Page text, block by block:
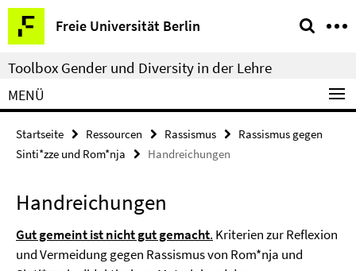
Springe
direkt
zu
Inhalt
Freie Universität Berlin
Service-
Navigation
Toolbox Gender und Diversity in der Lehre
MENÜ
Startseite Ressourcen Rassismus
Rassismus gegen
Sinti*zze und Rom*nja
Handreichungen
Handreichungen
Gut gemeint ist nicht gut gemacht. Kriterien zur Reflexion
und Vermeidung gegen Rassismus von Rom*nja und